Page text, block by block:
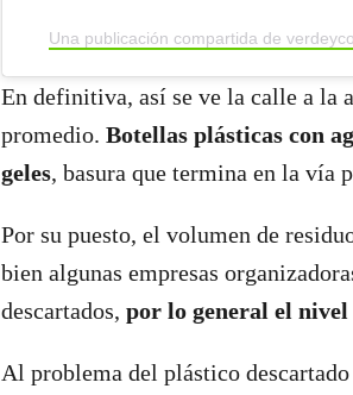
Una publicación compartida de
En definitiva, así se ve la calle a la
promedio. Botellas plásticas con
geles, basura que termina en la vía
Por su puesto, el volumen de
bien algunas empresas
descartados, por lo general el
Al problema del plástico